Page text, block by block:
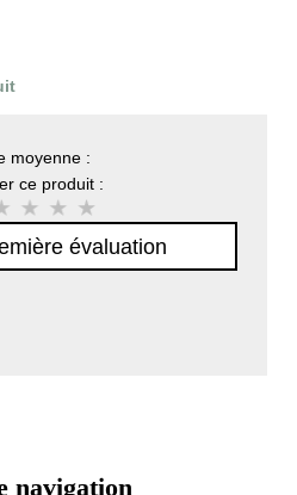
moyenne :
ce produit :
évaluation
navigation